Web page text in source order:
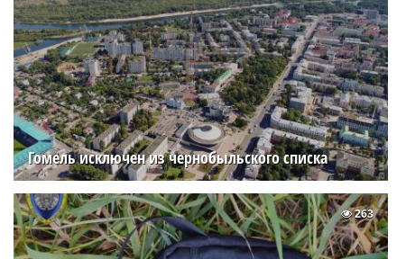
Гомель исключен из чернобыльского списка
263